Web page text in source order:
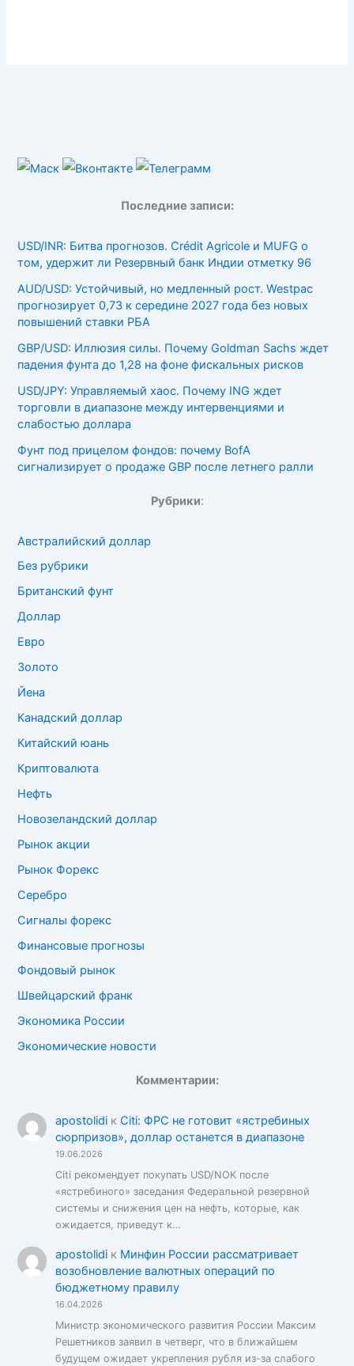
Последние записи:
USD/INR: Битва прогнозов. Crédit Agricole и MUFG о
том, удержит ли Резервный банк Индии отметку 96
AUD/USD: Устойчивый, но медленный рост. Westpac
прогнозирует 0,73 к середине 2027 года без новых
повышений ставки РБА
GBP/USD: Иллюзия силы. Почему Goldman Sachs ждет
падения фунта до 1,28 на фоне фискальных рисков
USD/JPY: Управляемый хаос. Почему ING ждет
торговли в диапазоне между интервенциями и
слабостью доллара
Фунт под прицелом фондов: почему BofA
сигнализирует о продаже GBP после летнего ралли
Рубрики:
Австралийский доллар
Без рубрики
Британский фунт
Доллар
Евро
Золото
Йена
Канадский доллар
Китайский юань
Криптовалюта
Нефть
Новозеландский доллар
Рынок акции
Рынок Форекс
Серебро
Сигналы форекс
Финансовые прогнозы
Фондовый рынок
Швейцарский франк
Экономика России
Экономические новости
Комментарии:
apostolidiк Citi: ФРС не готовит «ястребиных
сюрпризов», доллар останется в диапазоне
19.06.2026
Citi рекомендует покупать USD/NOK после
«ястребиного» заседания Федеральной резервной
системы и снижения цен на нефть, которые, как
ожидается, приведут к…
apostolidiк Минфин России рассматривает
возобновление валютных операций по
бюджетному правилу
16.04.2026
Министр экономического развития России Максим
Решетников заявил в четверг, что в ближайшем
будущем ожидает укрепления рубля из-за слабого